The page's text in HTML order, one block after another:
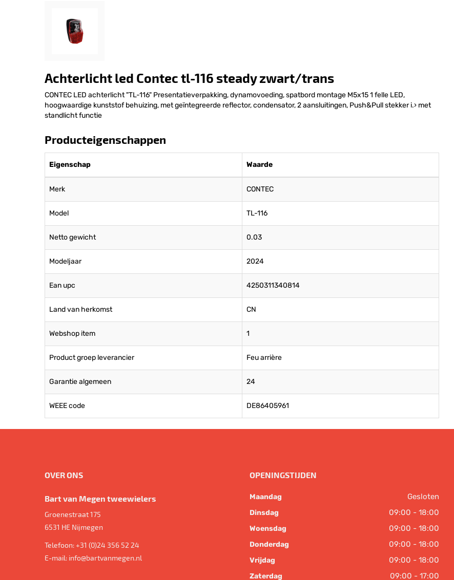
Achterlicht led Contec tl-116 steady zwart/trans
CONTEC LED achterlicht "TL-116" Presentatieverpakking, dynamovoeding, spatbord montage M5x15 1 felle LED,
hoogwaardige kunststof behuizing, met geïntegreerde reflector, condensator, 2 aansluitingen, Push&Pull stekker i.› met
standlicht functie
Producteigenschappen
Eigenschap Waarde
Merk CONTEC
Model TL-116
Netto gewicht 0.03
Modeljaar 2024
Ean upc 4250311340814
Land van herkomst CN
Webshop item 1
Product groep leverancier Feu arrière
Garantie algemeen 24
WEEE code DE86405961
OVER ONS
Bart van Megen tweewielers
Groenestraat 175
6531 HE Nijmegen
Telefoon:+31 (0)24 356 52 24
E-mail: info@bartvanmegen.nl
OPENINGSTIJDEN
Maandag Gesloten
Dinsdag 09:00 - 18:00
Woensdag 09:00 - 18:00
Donderdag 09:00 - 18:00
Vrijdag 09:00 - 18:00
Zaterdag 09:00 - 17:00